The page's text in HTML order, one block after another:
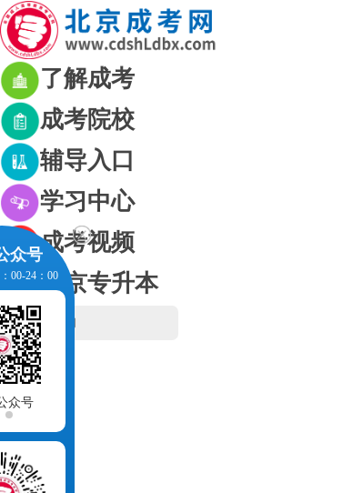
了解成考
成考院校
辅导入口
学习中心
成考视频
北京专升本
网站首页
成考资讯
成考政策
成考简章
成考培训
成考院校
成考专业
试题真题
网上报名
众号
00-24：00
众号